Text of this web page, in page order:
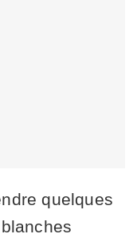
quelques